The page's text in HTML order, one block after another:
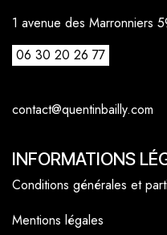
1 avenue des Marronniers
06 30 20 26 77
contact@quentinbailly.com
INFORMATIONS
Conditions générales et
Mentions légales